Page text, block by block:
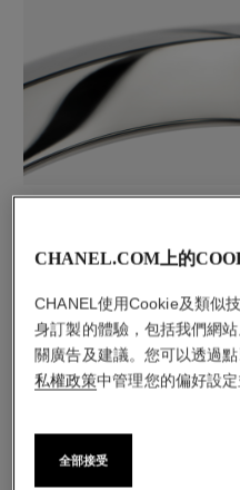
CHANEL.COM上的
CHANEL使用Cookie及類似
身訂製的體驗，包括我們網
關廣告及建議。您可以透過
私權政策中管理您的偏好設定
全部接受